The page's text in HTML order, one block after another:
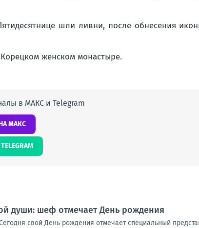
шли ливни, после обнесения
женском монастыре.
в МАКС и Telegram
МАКС
души: шеф отмечает День рождения
свой День рождения отмечает специальный